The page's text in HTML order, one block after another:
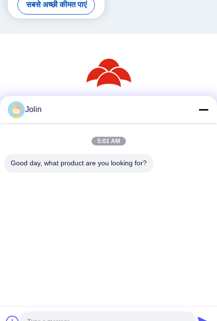
सबसे अच्छी कीमत पाएं
चीन अच्छी गुणवत्ता प्लास्टिक काली मिर्च पीसने वाले आपूर्तिकर्ता. कॉपीराइट © 2024-
Jolin
5:01 AM
Good day, what product are you looking for?